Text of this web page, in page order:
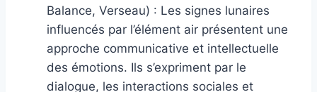
Balance, Verseau) : Les signes lunaires
influencés par l’élément air présentent une
approche communicative et intellectuelle
des émotions. Ils s’expriment par le
dialogue, les interactions sociales et